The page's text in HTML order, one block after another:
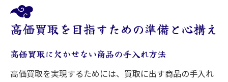
高価買取を目指すための準備と心構え
高価買取に欠かせない商品の手入れ方法
高価買取を実現するためには、買取に出す商品の手入れ